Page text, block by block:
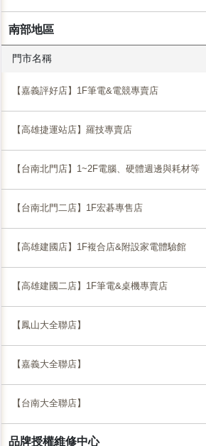
南部地區
門市名稱
【嘉義評好店】1F筆電&電競專賣店
【高雄捷運站店】羅技專賣店
【台南北門店】1~2F電腦、硬體週邊與耗材等
【台南北門二店】1F宏碁專售店
【高雄建國店】1F複合店&附設家電體驗館
【高雄建國二店】1F筆電&桌機專賣店
【鳳山大全聯店】
【嘉義大全聯店】
【台南大全聯店】
品牌授權維修中心